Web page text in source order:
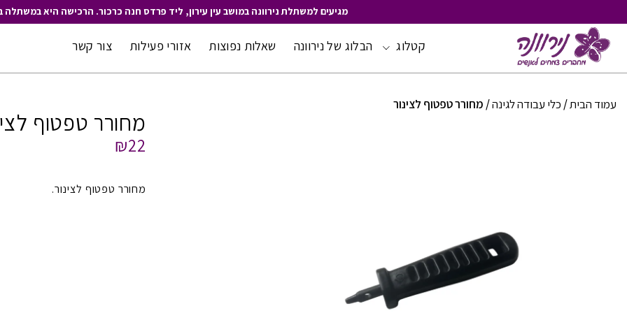
Content
מגיעים למשתלת נירוונה במושב עין עירון, ליד פרדס חנה כרכור. הרכישה היא במשתלה
קטלוג הבלוג של נירוונה שאלות נפוצות אזורי פעילות צור קשר
עמוד הבית/ כלי עבודה לגינה/ מחורר טפטוף לצינור
מחורר טפטוף
₪22
מחורר טפטוף לצינור.